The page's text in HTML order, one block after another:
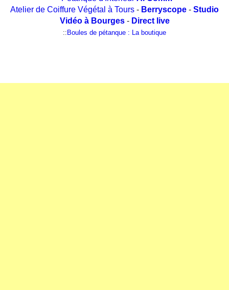
Atelier de Coiffure Végétal à Tours - Berryscope - Studio
Vidéo à Bourges- Direct live
:: Boules de pétanque : La boutique